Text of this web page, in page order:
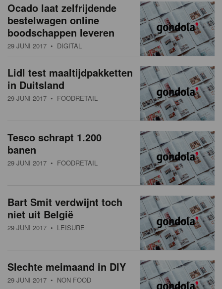
e
c
Ocado laat zelfrijdende
bestelwagen online
boodschappen leveren
29 JUNI 2017 • DIGITAL
Lidl test maaltijdpakketten
in Duitsland
29 JUNI 2017 • FOODRETAIL
Tesco schrapt 1.200
banen
29 JUNI 2017 • FOODRETAIL
Bart Smit verdwijnt toch
niet uit België
29 JUNI 2017 • LEISURE
Slechte meimaand in DIY
29 JUNI 2017 • NON FOOD